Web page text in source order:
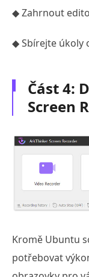
◆ Zahrnout
◆ Sbírejte úkoly
Část 4:
Screen
Kromě Ubuntu
potřebovat